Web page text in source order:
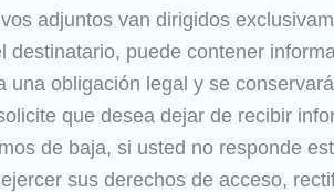
adjuntos van dirigidos
puede contener
obligación legal y se
que desea dejar de recibir
de baja, si usted no responde
sus derechos de acceso,